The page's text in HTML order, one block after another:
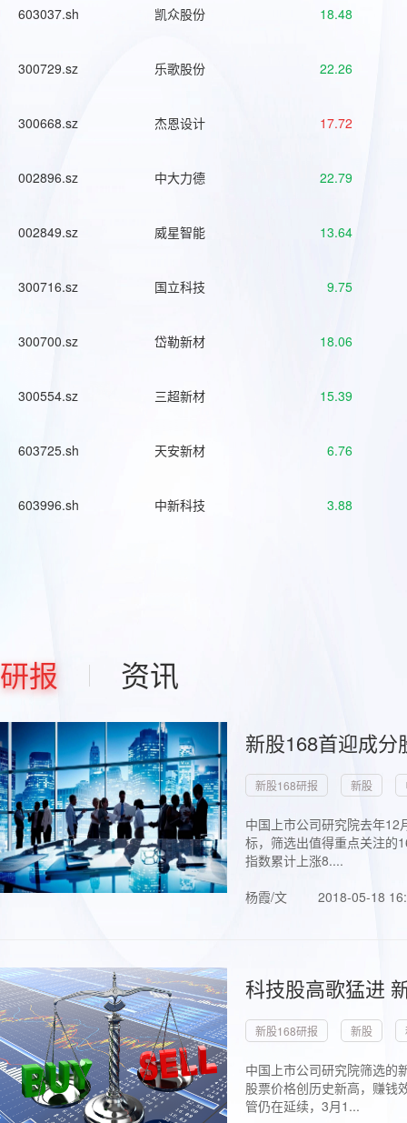
603037.sh 凯众股份 18.48
300729.sz 乐歌股份 22.26
300668.sz 杰恩设计 17.72
002896.sz 中大力德 22.79
002849.sz 威星智能 13.64
300716.sz 国立科技 9.75
300700.sz 岱勒新材 18.06
300554.sz 三超新材 15.39
603725.sh 天安新材 6.76
603996.sh 中新科技 3.88
研报 资讯
新股168首迎成
新股168研报 新股
中国上市公司研究院去年
标，筛选出值得重点关注的
指数累计上涨8....
杨霞/文
2018-05-18
科技股高歌猛进
新股168研报 新股
中国上市公司研究院筛选的
股票价格创历史新高，赚钱
管仍在延续，3月1...